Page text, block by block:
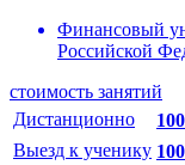
Финансовый
Российской
стоимость занятий
Дистанционно
Выезд к ученику